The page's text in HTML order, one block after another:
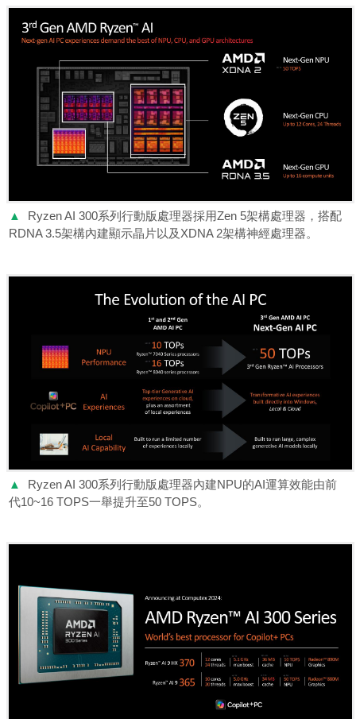
▲
Ryzen AI 300系列行動版處理器採用Zen 5架構處理器，搭配
RDNA 3.5架構內建顯示晶片以及XDNA 2架構神經處理器。
▲
Ryzen AI 300系列行動版處理器內建NPU的AI運算效能由前
代10~16 TOPS一舉提升至50 TOPS。